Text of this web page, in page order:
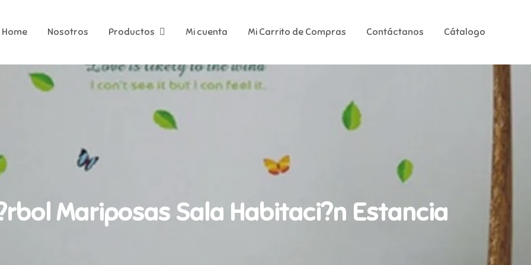
Home Nosotros Productos Mi cuenta Mi Carrito de Compras Contáctanos Cátalogo
Mariposas Sala Habitaci?n Estancia